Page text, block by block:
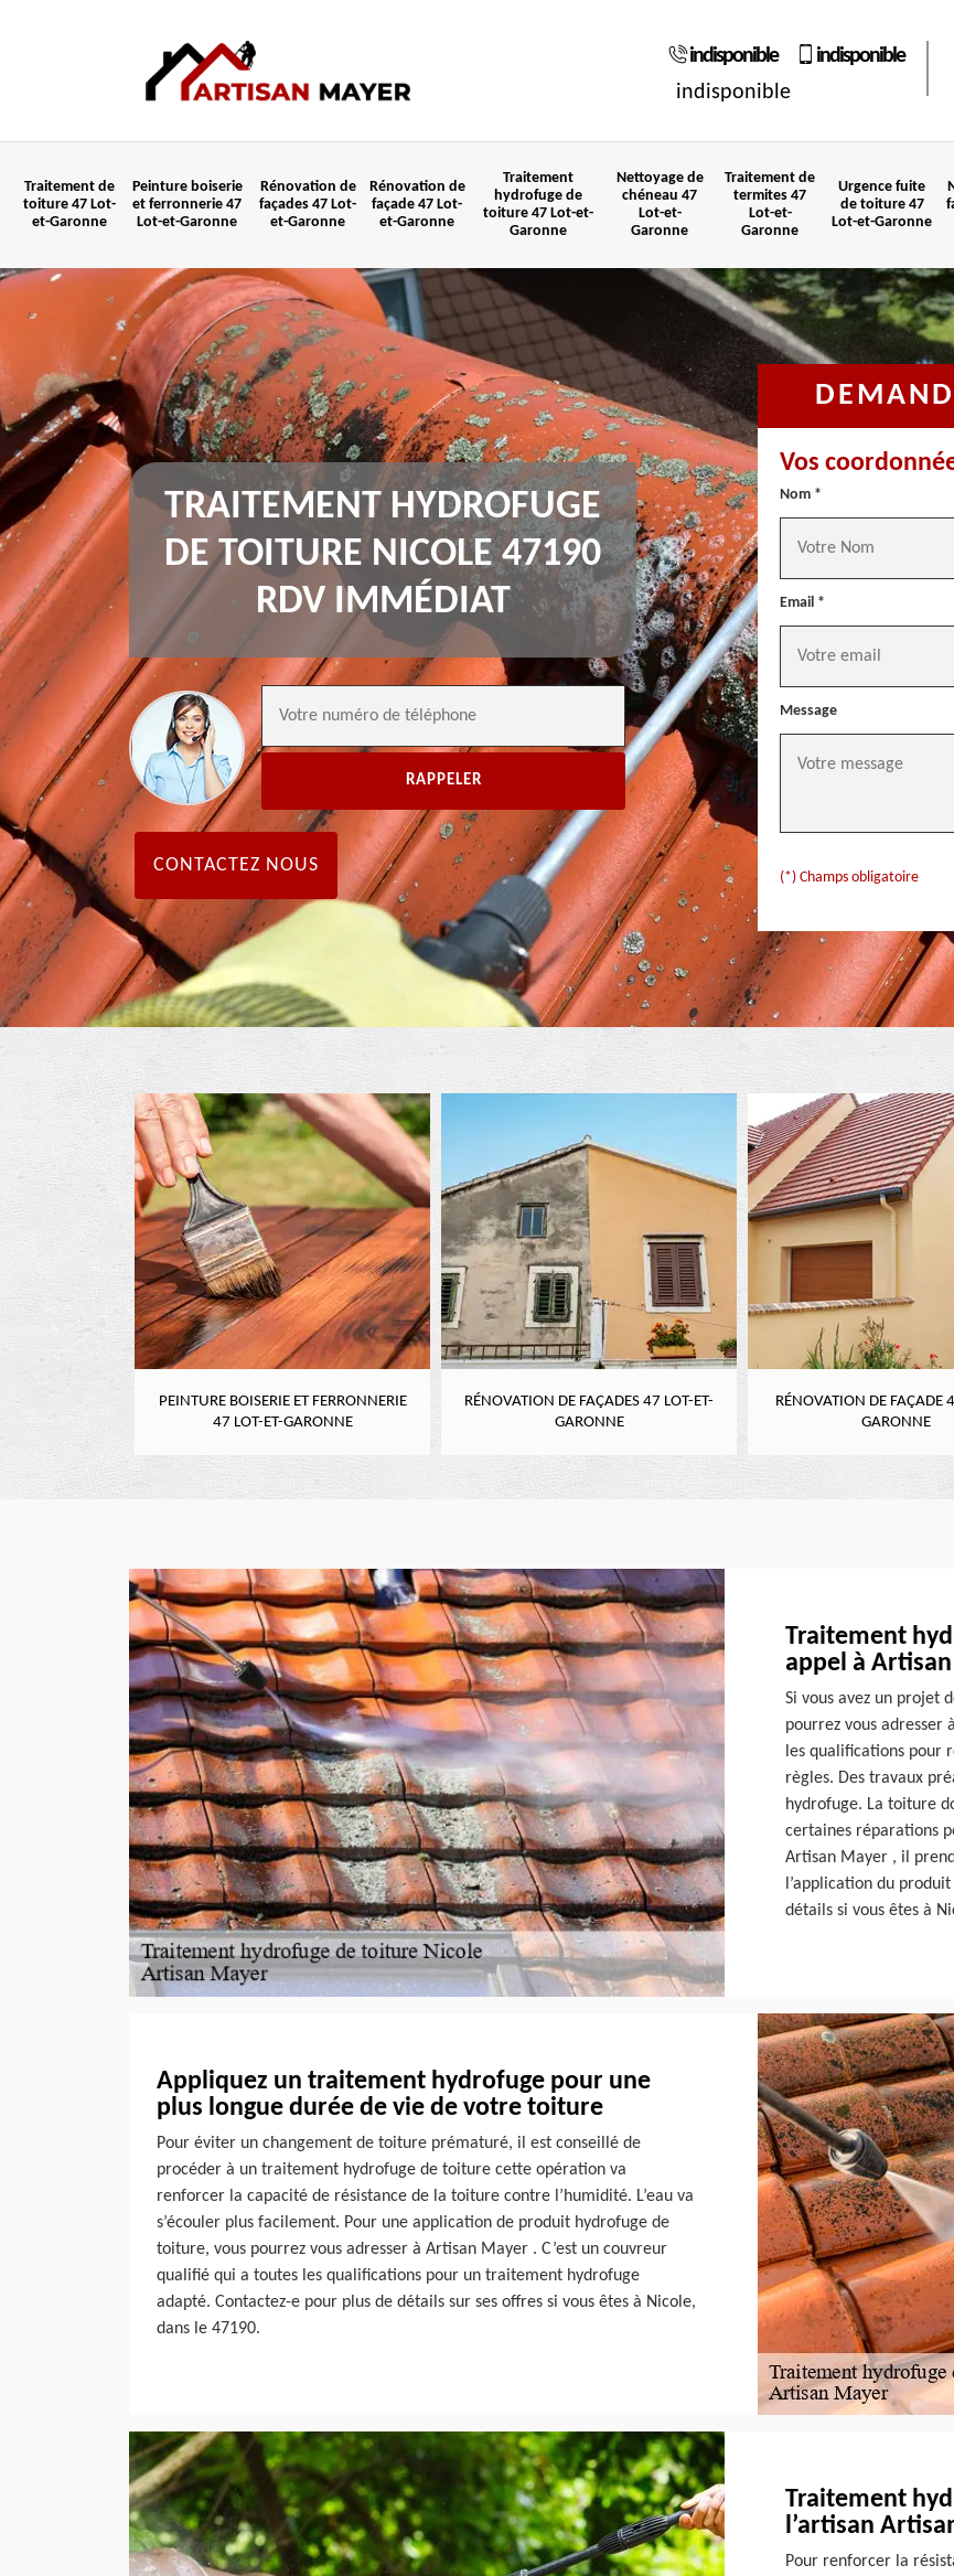
indisponible
indisponible
indisponible
Traitement de
toiture 47 Lot-
et-Garonne
Peinture boiserie
et ferronnerie 47
Lot-et-Garonne
Rénovation de
façades 47 Lot-
et-Garonne
Rénovation de
façade 47 Lot-
et-Garonne
Traitement
hydrofuge de
toiture 47 Lot-et-
Garonne
Nettoyage de
chéneau 47
Lot-et-
Garonne
Traitement de
termites 47
Lot-et-
Garonne
Urgence fuite
de toiture 47
Lot-et-Garonne
TRAITEMENT HYDROFUGE
DE TOITURE NICOLE 47190
RDV IMMÉDIAT
CONTACTEZ NOUS
Vos
Nom *
Email *
Message
(*) Champs obligatoire
PEINTURE BOISERIE ET FERRONNERIE
47 LOT-ET-GARONNE
RÉNOVATION DE FAÇADES 47 LOT-ET-
GARONNE
RÉNOVATION DE FAÇADE
GARONNE
Traitement
appel à
Si vous avez un projet
pourrez vous adresser
les qualifications pour
règles. Des travaux
hydrofuge. La toiture
certaines réparations
Artisan Mayer , il
l’application du
détails si vous êtes à
Appliquez un traitement hydrofuge pour une
plus longue durée de vie de votre toiture
Pour éviter un changement de toiture prématuré, il est conseillé de
procéder à un traitement hydrofuge de toiture cette opération va
renforcer la capacité de résistance de la toiture contre l’humidité. L’eau va
s’écouler plus facilement. Pour une application de produit hydrofuge de
toiture, vous pourrez vous adresser à Artisan Mayer . C’est un couvreur
qualifié qui a toutes les qualifications pour un traitement hydrofuge
adapté. Contactez-e pour plus de détails sur ses offres si vous êtes à Nicole,
dans le 47190.
Traitement
l’artisan
Pour renforcer la